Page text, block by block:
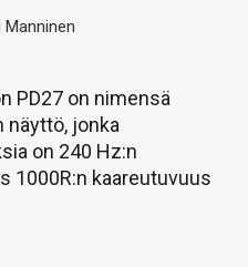
Manninen
PD27 on nimensä
näyttö, jonka
on 240 Hz:n
1000R:n kaareutuvuus